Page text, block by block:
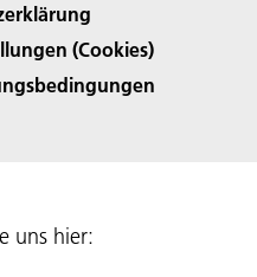
(Cookies)
uns hier: